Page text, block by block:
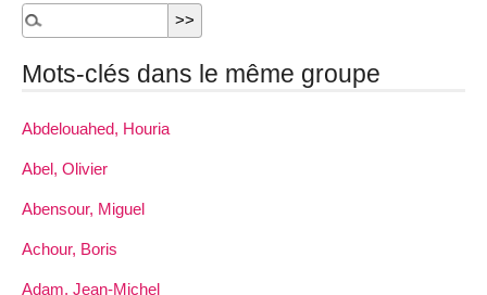
Mots-clés dans le même groupe
Abdelouahed, Houria
Abel, Olivier
Abensour, Miguel
Achour, Boris
Adam, Jean-Michel